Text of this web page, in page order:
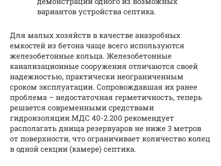
вариантов устройства септика.
Для малых хозяйств в качестве анаэробных
емкостей из бетона чаще всего используются
железобетонные кольца. Железобетонные
канализационные сооружения отличаются своей
надежностью, практически неограниченным
сроком эксплуатации. Сопровождавшая их ранее
проблема – недостаточная герметичность, теперь
решается современными средствами
гидроизоляции.МДС 40-2.200 рекомендует
располагать днища резервуаров не ниже 3 метров
от поверхности, что ограничивает количество колец
в одной секции (камере) септика.